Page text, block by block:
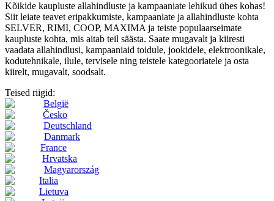
Kõikide kaupluste allahindluste ja kampaaniate lehikud ühes kohas!
Siit leiate teavet eripakkumiste, kampaaniate ja allahindluste kohta
SELVER, RIMI, COOP, MAXIMA ja teiste populaarseimate
kaupluste kohta, mis aitab teil säästa. Saate mugavalt ja kiiresti
vaadata allahindlusi, kampaaniaid toidule, jookidele, elektroonikale,
kodutehnikale, ilule, tervisele ning teistele kategooriatele ja osta
kiirelt, mugavalt, soodsalt.
Teised riigid:
België
Česko
Deutschland
Danmark
France
Hrvatska
Magyarország
Italia
Lietuva